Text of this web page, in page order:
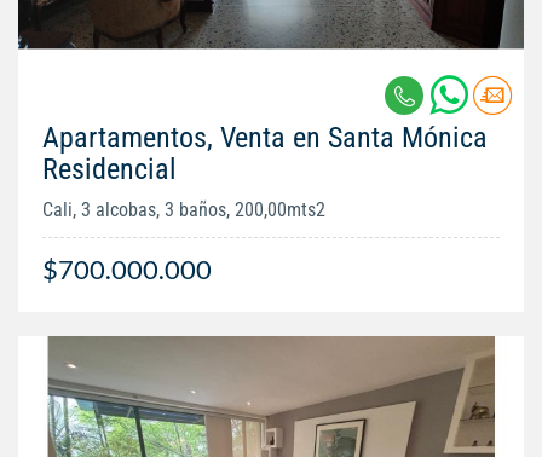
Apartamentos, Venta en Santa Mónica
Residencial
Cali, 3 alcobas, 3 baños, 200,00mts2
$700.000.000